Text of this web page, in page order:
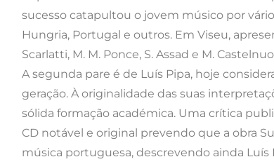
sucesso catapultou o jovem músico por
Hungria, Portugal e outros. Em Viseu,
Scarlatti, M. M. Ponce, S. Assad e M.
A segunda pare é de Luís Pipa, hoje
geração. À originalidade das suas
sólida formação académica. Uma crítica
CD notável e original prevendo que a obra
música portuguesa, descrevendo ainda